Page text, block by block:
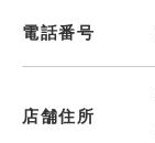
電話番号
店舗住所